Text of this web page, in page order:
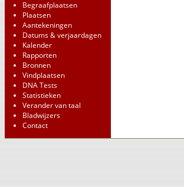
Begraafplaatsen
Plaatsen
Aantekeningen
Datums & verjaardagen
Kalender
Rapporten
Bronnen
Vindplaatsen
DNA Tests
Statistieken
Verander van taal
Bladwijzers
Contact